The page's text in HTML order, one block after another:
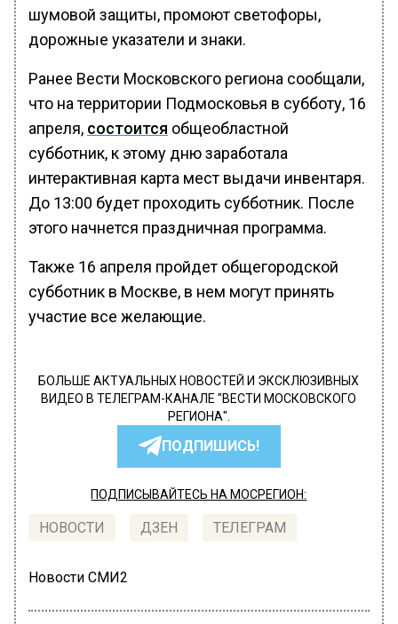
шумовой защиты, промоют светофоры,
дорожные указатели и знаки.
Ранее Вести Московского региона сообщали,
что на территории Подмосковья в субботу, 16
апреля, состоится общеобластной
субботник, к этому дню заработала
интерактивная карта мест выдачи инвентаря.
До 13:00 будет проходить субботник. После
этого начнется праздничная программа.
Также 16 апреля пройдет общегородской
субботник в Москве, в нем могут принять
участие все желающие.
БОЛЬШЕ АКТУАЛЬНЫХ НОВОСТЕЙ И ЭКСКЛЮЗИВНЫХ
ВИДЕО В ТЕЛЕГРАМ-КАНАЛЕ "ВЕСТИ МОСКОВСКОГО
РЕГИОНА".
ПОДПИШИСЬ!
ПОДПИСЫВАЙТЕСЬ НА МОСРЕГИОН:
НОВОСТИ ДЗЕН ТЕЛЕГРАМ
Новости СМИ2